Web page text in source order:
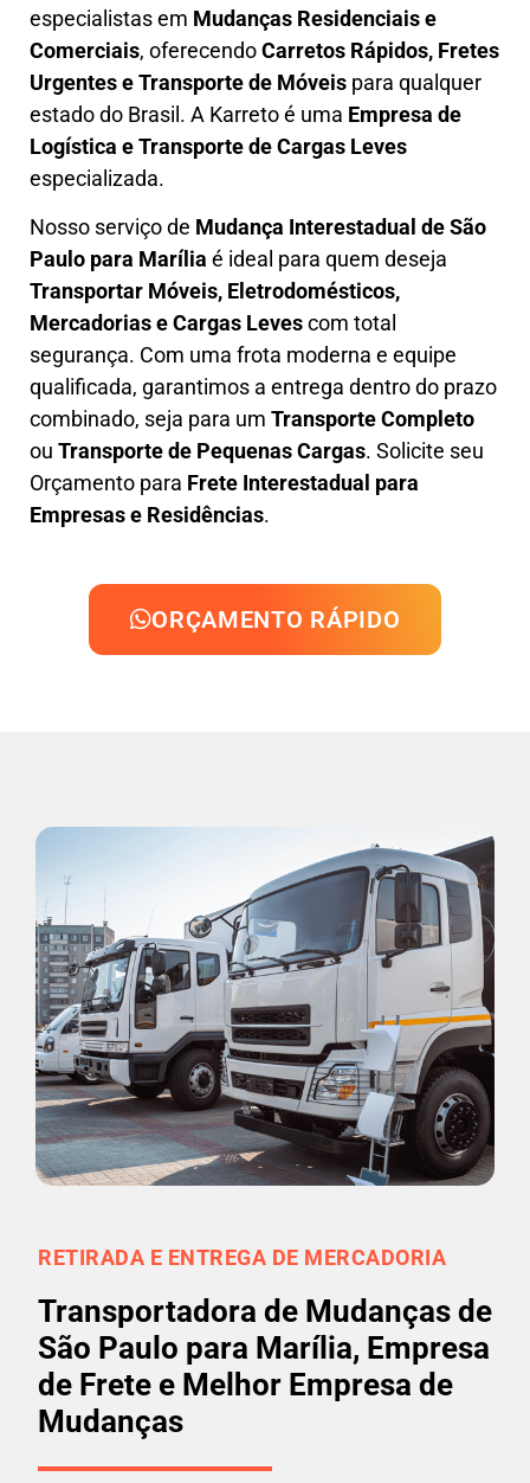
especialistas em Mudanças Residenciais e
Comerciais, oferecendoCarretos Rápidos, Fretes
Urgentes e Transporte de Móveis para qualquer
estado do Brasil. A Karretoé uma Empresa de
Logística e Transporte de Cargas Leves
especializada.
Nosso serviço de Mudança Interestadual de São
Paulo para Marília é ideal para quem deseja
Transportar Móveis, Eletrodomésticos,
Mercadorias e Cargas Levescom total
segurança. Com uma frota moderna e equipe
qualificada, garantimos a entrega dentro do prazo
combinado, seja para um Transporte Completo
ou Transporte de Pequenas Cargas. Solicite seu
Orçamento para Frete Interestadual para
Empresas e Residências.
ORÇAMENTO RÁPIDO
RETIRADA E ENTREGA DE MERCADORIA
Transportadora de Mudanças de
São Paulo para Marília, Empresa
de Frete e Melhor Empresa de
Mudanças